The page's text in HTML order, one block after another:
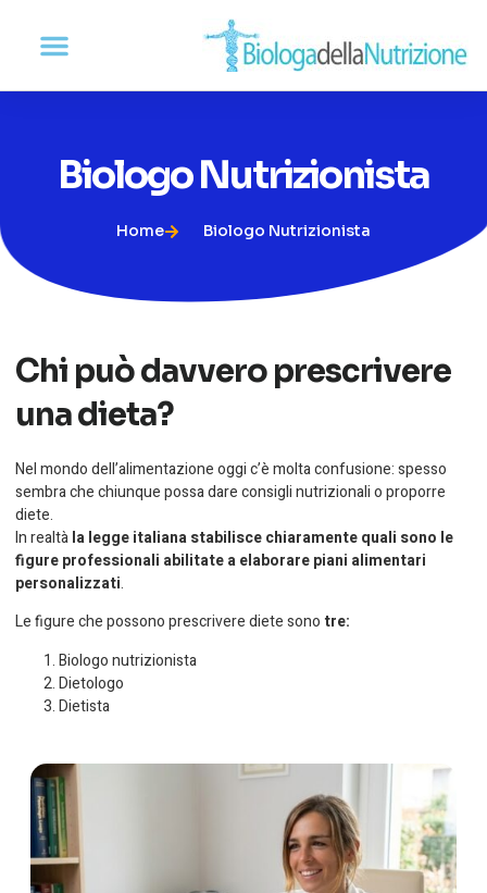
Biologo Nutrizionista
Home Biologo Nutrizionista
Chi può davvero prescrivere
una dieta?
Nel mondo dell’alimentazione oggi c’è molta confusione: spesso
sembra che chiunque possa dare consigli nutrizionali o proporre
diete.
In realtàla legge italiana stabilisce chiaramente quali sono le
figure professionali abilitate a elaborare piani alimentari
personalizzati.
Le figure che possono prescrivere diete sono tre:
Biologo nutrizionista
Dietologo
Dietista